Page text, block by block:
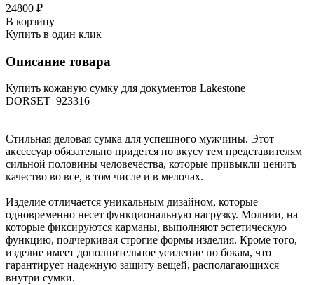
24800 ₽
В корзину
Купить в один клик
Описание товара
Купить кожаную сумку для документов Lakestone
DORSET 923316
Стильная деловая сумка для успешного мужчины. Этот
аксессуар обязательно придется по вкусу тем представителям
сильной половины человечества, которые привыкли ценить
качество во все, в том числе и в мелочах.
Изделие отличается уникальным дизайном, которые
одновременно несет функциональную нагрузку. Молнии, на
которые фиксируются карманы, выполняют эстетическую
функцию, подчеркивая строгие формы изделия. Кроме того,
изделие имеет дополнительное усиление по бокам, что
гарантирует надежную защиту вещей, располагающихся
внутри сумки.